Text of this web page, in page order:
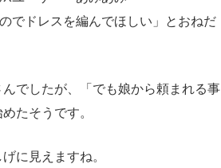
でドレスを編んでほしい」とおねだ
でしたが、「でも娘から頼まれる事
たそうです。
に見えますね。